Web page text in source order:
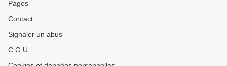
Pages
Contact
Signaler un abus
C.G.U.